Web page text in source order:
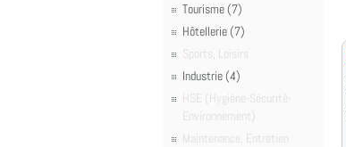
Tourisme (7)
Hôtellerie (7)
Sports, Loisirs
Industrie (4)
HSE (Hygiène-Sécurité-
Environnement)
Maintenance, Entretien